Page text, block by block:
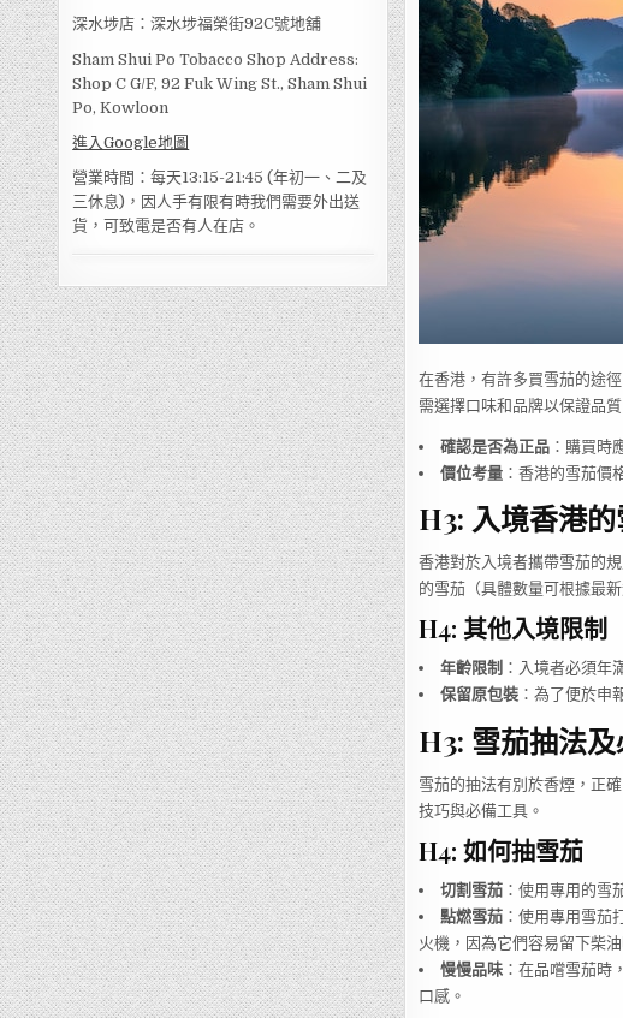
深水埗店：深水埗福榮街92C號地舖
Sham Shui Po Tobacco Shop Address:
Shop C G/F, 92 Fuk Wing St., Sham Shui
Po, Kowloon
進入Google地圖
營業時間：每天13:15-21:45 (年初一、二及
三休息)，因人手有限有時我們需要外出送
貨，可致電是否有人在店。
在香港，有許多買雪茄的途
需選擇口味和品牌以保證品
確認是否為正品：購買時
價位考量：香港的雪茄價
H3: 入境香港
香港對於入境者攜帶雪茄的
的雪茄（具體數量可根據最
H4: 其他入境限制
年齡限制 ：入境者必須年
保留原包裝：為了便於申
H3: 雪茄抽法
雪茄的抽法有別於香煙，正
技巧與必備工具。
H4: 如何抽雪茄
切割雪茄：使用專用的雪
點燃雪茄：使用專用雪茄
火機，因為它們容易留下柴油
慢慢品味：在品嚐雪茄時
口感。